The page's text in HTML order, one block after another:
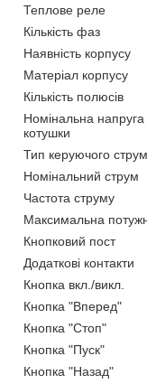
Теплове реле
Кількість фаз
Наявність корпусу
Матеріал корпусу
Кількість полюсів
Номінальна напруга
котушки
Тип керуючого
Номінальний струм
Частота струму
Максимальна
Кнопковий пост
Додаткові контакти
Кнопка вкл./викл.
Кнопка "Вперед"
Кнопка "Стоп"
Кнопка "Пуск"
Кнопка "Назад"